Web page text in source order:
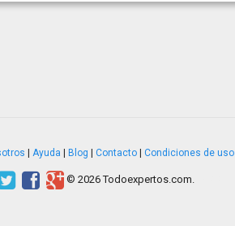
Ayuda Blog Contacto Condiciones de uso
© 2026 Todoexpertos.com.